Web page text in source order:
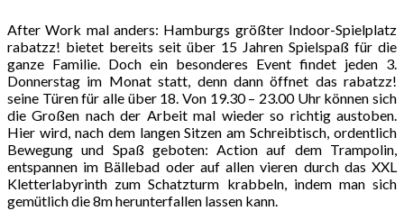
After Work mal anders: Hamburgs größter Indoor-Spielplatz
rabatzz! bietet bereits seit über 15 Jahren Spielspaß für die
ganze Familie. Doch ein besonderes Event findet jeden 3.
Donnerstag im Monat statt, denn dann öffnet das rabatzz!
seine Türen für alle über 18. Von 19.30 – 23.00 Uhr können sich
die Großen nach der Arbeit mal wieder so richtig austoben.
Hier wird, nach dem langen Sitzen am Schreibtisch, ordentlich
Bewegung und Spaß geboten: Action auf dem Trampolin,
entspannen im Bällebad oder auf allen vieren durch das XXL
Kletterlabyrinth zum Schatzturm krabbeln, indem man sich
gemütlich die 8m herunterfallen lassen kann.